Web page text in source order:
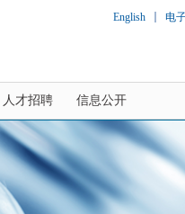
English 电
人才招聘 信息公开